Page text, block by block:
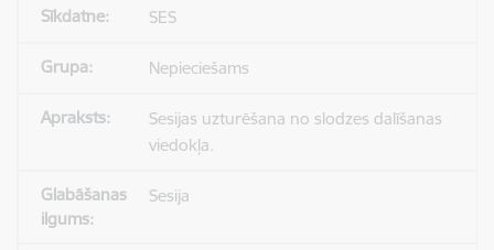
SES
Nepieciešams
Sesijas uzturēšana no slodzes dalīšanas
viedokļa.
Sesija